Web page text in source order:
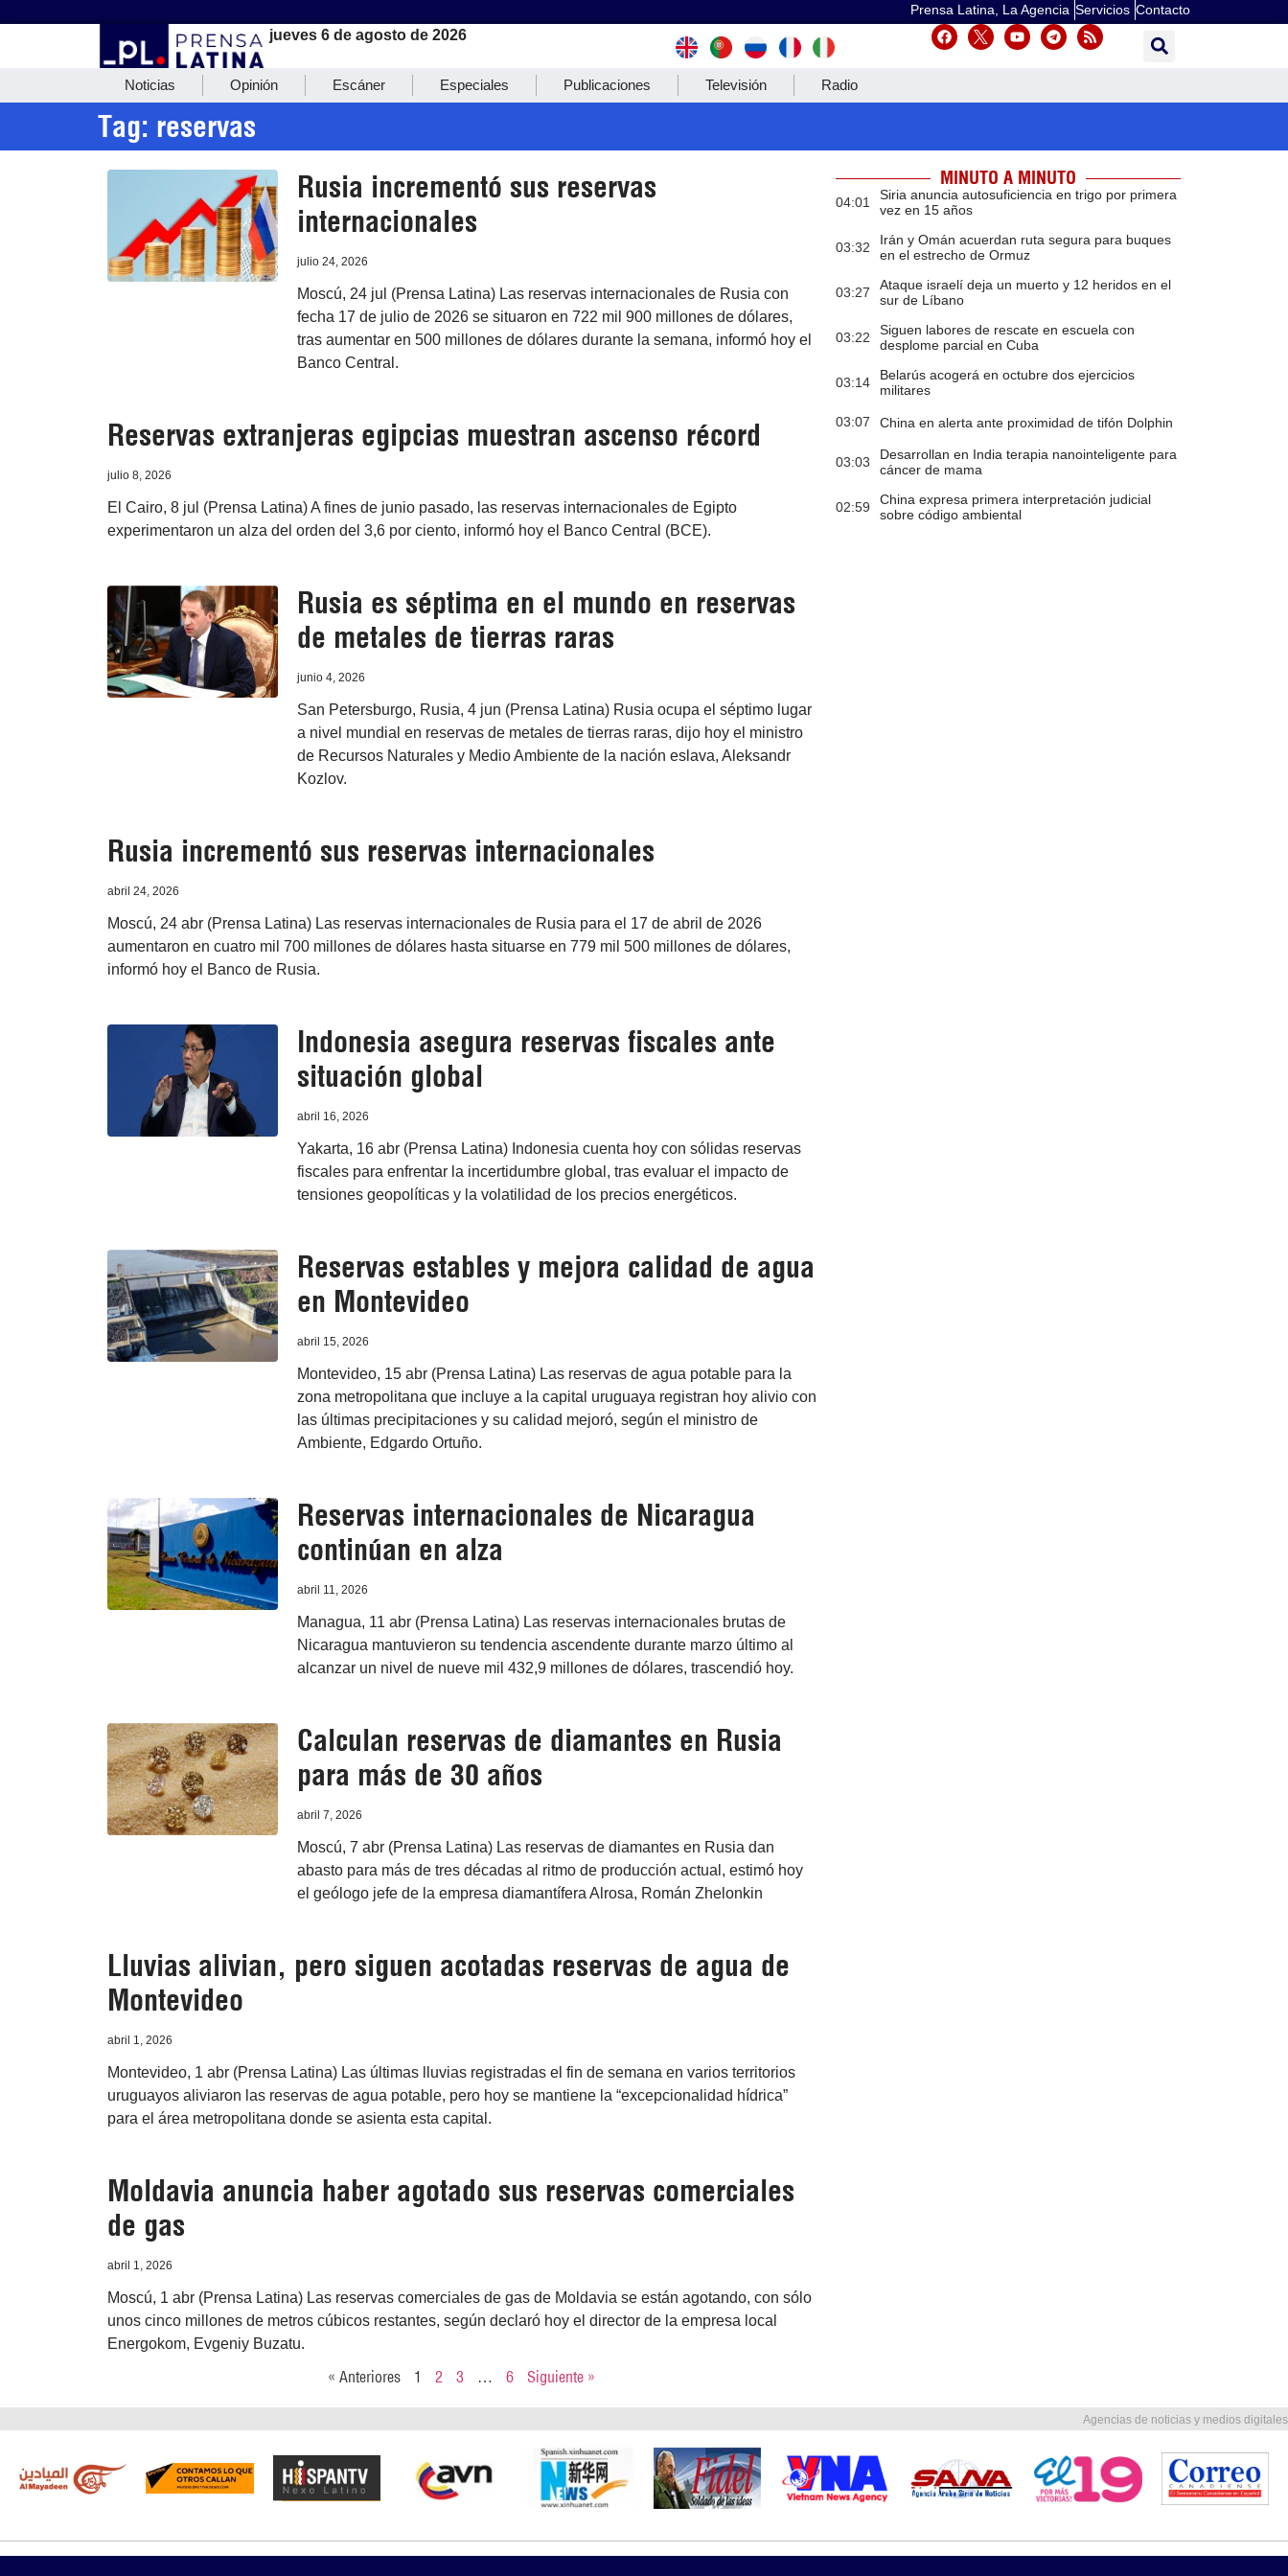
Prensa Latina, La Agencia Servicios Contacto
jueves 6 de agosto de 2026
Noticias Opinión Escáner Especiales Publicaciones Televisión Radio
Tag: reservas
Rusia incrementó sus reservas
internacionales
julio 24, 2026
Moscú, 24 jul (Prensa Latina) Las reservas internacionales de Rusia con
fecha 17 de julio de 2026 se situaron en 722 mil 900 millones de dólares,
tras aumentar en 500 millones de dólares durante la semana, informó hoy el
Banco Central.
Reservas extranjeras egipcias muestran ascenso récord
julio 8, 2026
El Cairo, 8 jul (Prensa Latina) A fines de junio pasado, las reservas internacionales de Egipto
experimentaron un alza del orden del 3,6 por ciento, informó hoy el Banco Central (BCE).
Rusia es séptima en el mundo en reservas
de metales de tierras raras
junio 4, 2026
San Petersburgo, Rusia, 4 jun (Prensa Latina) Rusia ocupa el séptimo lugar
a nivel mundial en reservas de metales de tierras raras, dijo hoy el ministro
de Recursos Naturales y Medio Ambiente de la nación eslava, Aleksandr
Kozlov.
Rusia incrementó sus reservas internacionales
abril 24, 2026
Moscú, 24 abr (Prensa Latina) Las reservas internacionales de Rusia para el 17 de abril de 2026
aumentaron en cuatro mil 700 millones de dólares hasta situarse en 779 mil 500 millones de dólares,
informó hoy el Banco de Rusia.
Indonesia asegura reservas fiscales ante
situación global
abril 16, 2026
Yakarta, 16 abr (Prensa Latina) Indonesia cuenta hoy con sólidas reservas
fiscales para enfrentar la incertidumbre global, tras evaluar el impacto de
tensiones geopolíticas y la volatilidad de los precios energéticos.
Reservas estables y mejora calidad de agua
en Montevideo
abril 15, 2026
Montevideo, 15 abr (Prensa Latina) Las reservas de agua potable para la
zona metropolitana que incluye a la capital uruguaya registran hoy alivio con
las últimas precipitaciones y su calidad mejoró, según el ministro de
Ambiente, Edgardo Ortuño.
Reservas internacionales de Nicaragua
continúan en alza
abril 11, 2026
Managua, 11 abr (Prensa Latina) Las reservas internacionales brutas de
Nicaragua mantuvieron su tendencia ascendente durante marzo último al
alcanzar un nivel de nueve mil 432,9 millones de dólares, trascendió hoy.
Calculan reservas de diamantes en Rusia
para más de 30 años
abril 7, 2026
Moscú, 7 abr (Prensa Latina) Las reservas de diamantes en Rusia dan
abasto para más de tres décadas al ritmo de producción actual, estimó hoy
el geólogo jefe de la empresa diamantífera Alrosa, Román Zhelonkin
Lluvias alivian, pero siguen acotadas reservas de agua de
Montevideo
abril 1, 2026
Montevideo, 1 abr (Prensa Latina) Las últimas lluvias registradas el fin de semana en varios territorios
uruguayos aliviaron las reservas de agua potable, pero hoy se mantiene la “excepcionalidad hídrica”
para el área metropolitana donde se asienta esta capital.
Moldavia anuncia haber agotado sus reservas comerciales
de gas
abril 1, 2026
Moscú, 1 abr (Prensa Latina) Las reservas comerciales de gas de Moldavia se están agotando, con sólo
unos cinco millones de metros cúbicos restantes, según declaró hoy el director de la empresa local
Energokom, Evgeniy Buzatu.
« Anteriores 1 2 3 … 6 Siguiente »
MINUTO A MINUTO
04:01
Siria anuncia autosuficiencia en trigo por primera
vez en 15 años
03:32
Irán y Omán acuerdan ruta segura para buques
en el estrecho de Ormuz
03:27
Ataque israelí deja un muerto y 12 heridos en el
sur de Líbano
03:22
Siguen labores de rescate en escuela con
desplome parcial en Cuba
03:14
Belarús acogerá en octubre dos ejercicios
militares
03:07 China en alerta ante proximidad de tifón Dolphin
03:03
Desarrollan en India terapia nanointeligente para
cáncer de mama
02:59
China expresa primera interpretación judicial
sobre código ambiental
Agencias de noticias y medios digitales